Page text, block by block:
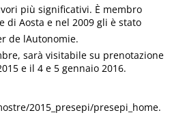
più significativi. È membro
di Aosta e nel 2009 gli è stato
de lAutonomie.
sarà visitabile su prenotazione
e il 4 e 5 gennaio 2016.
2015_presepi/presepi_home.